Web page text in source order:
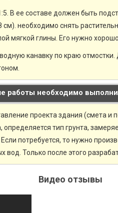
В ее составе должен быть
необходимо снять
мягкой глины. Его нужно
канавку по краю
работы необходимо
проекта здания (смета и
определяется тип грунта,
потребуется, то нужно
вод. Только после этого
Видео отзывы